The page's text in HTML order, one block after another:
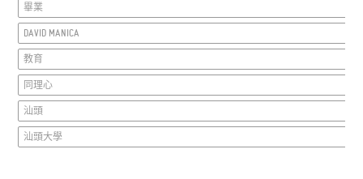
畢業
DAVID MANICA
教育
同理心
汕頭
汕頭大學